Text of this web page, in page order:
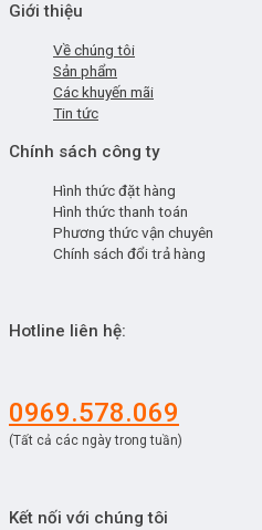
Giới thiệu
Về chúng tôi
Sản phẩm
Các khuyến mãi
Tin tức
Chính sách công ty
Hình thức đặt hàng
Hình thức thanh toán
Phương thức vận chuyên
Chính sách đổi trả hàng
Hotline liên hệ:
0969.578.069
(Tất cả các ngày trong tuần)
Kết nối với chúng tôi